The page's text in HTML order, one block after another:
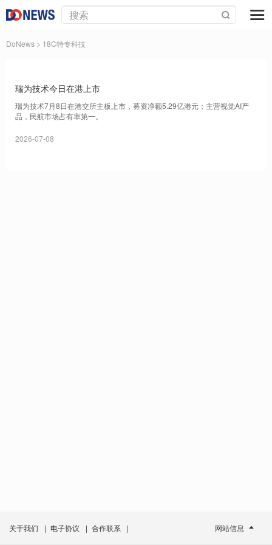
DoNews > 18C特专科技
瑞为技术今日在港上市
瑞为技术7月8日在港交所主板上市，募资净额5.29亿港元；主营视觉AI产
品，民航市场占有率第一。
2026-07-08
关于我们 | 电子协议 | 合作联系 | 网站信息